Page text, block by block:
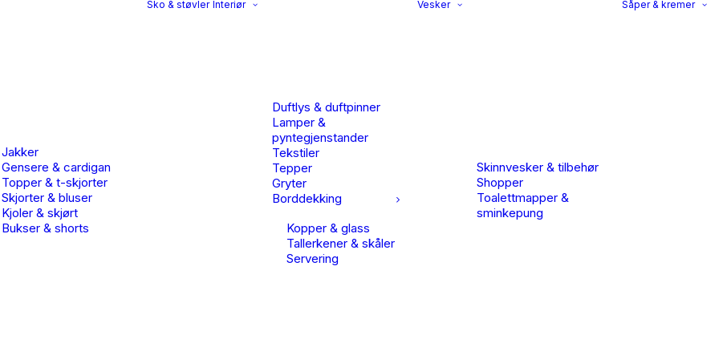
Jakker
Gensere & cardigan
Topper & t-skjorter
Skjorter & bluser
Kjoler & skjørt
Bukser & shorts
Sko & støvler Interiør
Duftlys & duftpinner
Lamper &
pyntegjenstander
Tekstiler
Tepper
Gryter
Borddekking
Kopper & glass
Tallerkener & skåler
Servering
Vesker
Skinnvesker & tilbehør
Shopper
Toalettmapper &
sminkepung
Såper & kremer